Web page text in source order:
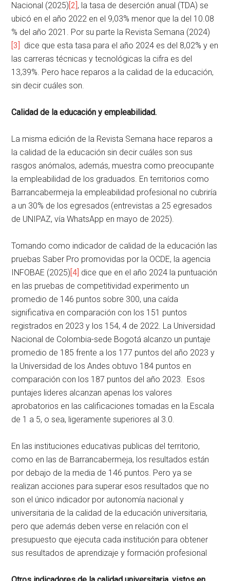
Nacional (2025) [2] , la tasa de deserción anual (TDA) se
ubicó en el año 2022 en el 9,03% menor que la del 10.08
% del año 2021. Por su parte la Revista Semana (2024)
[3]
dice que esta tasa para el año 2024 es del 8,02% y en
las carreras técnicas y tecnológicas la cifra es del
13,39%. Pero hace reparos a la calidad de la educación,
sin decir cuáles son.
Calidad de la educación y empleabilidad.
La misma edición de la Revista Semana hace reparos a
la calidad de la educación sin decir cuáles son sus
rasgos anómalos, además, muestra como preocupante
la empleabilidad de los graduados. En territorios como
Barrancabermeja la empleabilidad profesional no cubriría
a un 30% de los egresados (entrevistas a 25 egresados
de UNIPAZ, vía WhatsApp en mayo de 2025).
Tomando como indicador de calidad de la educación las
pruebas Saber Pro promovidas por la OCDE, la agencia
INFOBAE (2025) [4] dice que en el año 2024 la puntuación
en las pruebas de competitividad experimento un
promedio de 146 puntos sobre 300, una caída
significativa en comparación con los 151 puntos
registrados en 2023 y los 154, 4 de 2022. La Universidad
Nacional de Colombia-sede Bogotá alcanzo un puntaje
promedio de 185 frente a los 177 puntos del año 2023 y
la Universidad de los Andes obtuvo 184 puntos en
comparación con los 187 puntos del año 2023. Esos
puntajes lideres alcanzan apenas los valores
aprobatorios en las calificaciones tomadas en la Escala
de 1 a 5, o sea, ligeramente superiores al 3.0.
En las instituciones educativas publicas del territorio,
como en las de Barrancabermeja, los resultados están
por debajo de la media de 146 puntos. Pero ya se
realizan acciones para superar esos resultados que no
son el único indicador por autonomía nacional y
universitaria de la calidad de la educación universitaria,
pero que además deben verse en relación con el
presupuesto que ejecuta cada institución para obtener
sus resultados de aprendizaje y formación profesional